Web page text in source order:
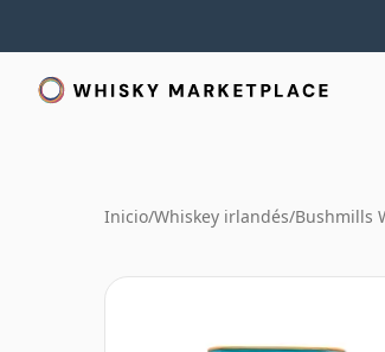
Inicio/Whiskey irlandés/Bushmills